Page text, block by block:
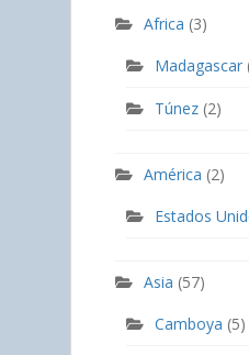
Africa (3)
Madagascar
Túnez (2)
América (2)
Estados
Asia (57)
Camboya (5)